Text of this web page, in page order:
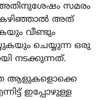
സമരം
അത്
വീണ്ടും
ചെയ്യുന്ന ഒരു
നടക്കുന്നത്.
ആളുകളൊക്കെ
ഇപ്പോഴുള്ള